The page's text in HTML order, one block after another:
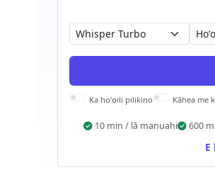
Ka hoʻoili pilikino Kāhea me
10 min / lā manuahi 600
E